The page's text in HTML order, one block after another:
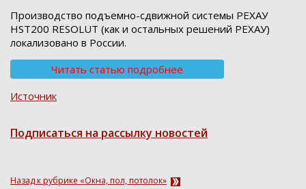
Производство подъемно-сдвижной системы РЕХАУ
HST200 RESOLUT (как и остальных решений РЕХАУ)
локализовано в России.
Читать статью подробнее
Источник
Подписаться на рассылку новостей
Назад к рубрике «Окна, пол, потолок»